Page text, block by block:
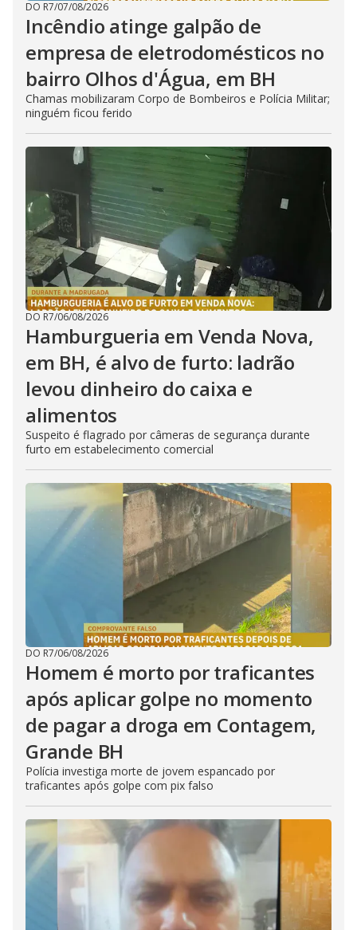
DO R7/07/08/2026
Incêndio atinge galpão de
empresa de eletrodomésticos no
bairro Olhos d'Água, em BH
Chamas mobilizaram Corpo de Bombeiros e Polícia Militar;
ninguém ficou ferido
DO R7/06/08/2026
Hamburgueria em Venda Nova,
em BH, é alvo de furto: ladrão
levou dinheiro do caixa e
alimentos
Suspeito é flagrado por câmeras de segurança durante
furto em estabelecimento comercial
DO R7/06/08/2026
Homem é morto por traficantes
após aplicar golpe no momento
de pagar a droga em Contagem,
Grande BH
Polícia investiga morte de jovem espancado por
traficantes após golpe com pix falso